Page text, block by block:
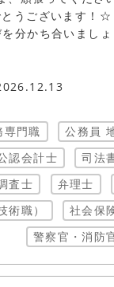
うございます！☆
分かち合いましょ
専門職
公務員
認会計士 司法
査士
弁理士
術職）
社会保
警察官・消防